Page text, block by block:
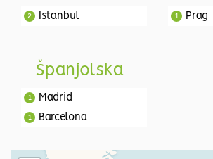
Istanbul
2 Prag
1
Španjolska
Madrid
1
Barcelona
1